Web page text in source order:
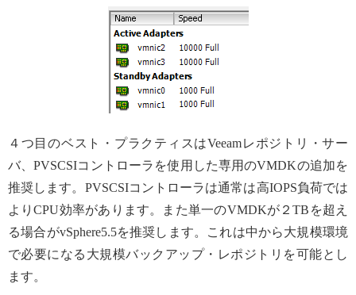
４つ目のベスト・プラクティスはVeeamレポジトリ・サー
バ、PVSCSIコントローラを使用した専用のVMDKの追加を
推奨します。PVSCSIコントローラは通常は高IOPS負荷では
よりCPU効率があります。また単一のVMDKが２TBを超え
る場合がvSphere5.5を推奨します。これは中から大規模環境
で必要になる大規模バックアップ・レポジトリを可能とし
ます。